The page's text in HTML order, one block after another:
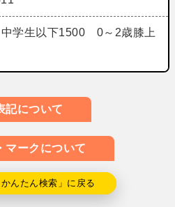
学生以下1500 0～2歳膝上
記について
マークについて
んたん検索」に戻る